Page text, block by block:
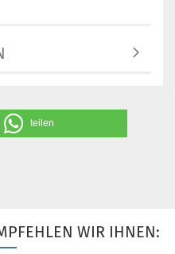
teilen
WIR IHNEN: